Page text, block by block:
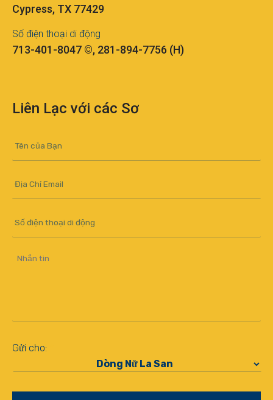
Cypress, TX 77429
Số điện thoại di động
713-401-8047 ©, 281-894-7756 (H)
Liên Lạc với các Sơ
Your
Email *
Mobile
Message
Gửi cho: